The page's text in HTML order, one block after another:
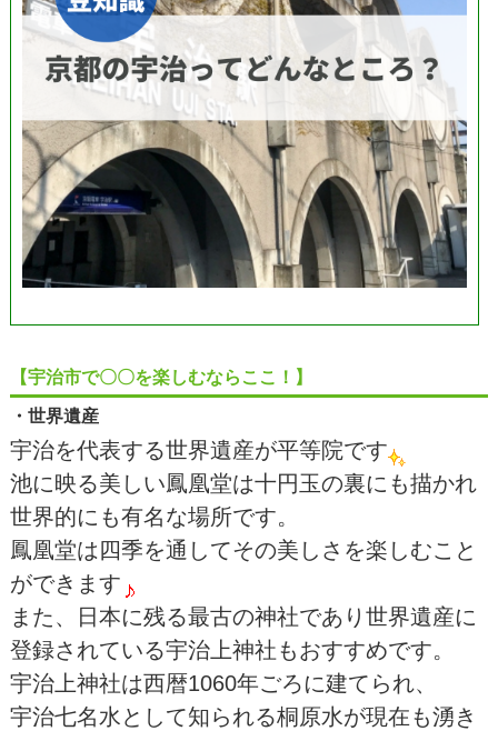
【宇治市で〇〇を楽しむならここ！】
・世界遺産
宇治を代表する世界遺産が平等院です
池に映る美しい鳳凰堂は十円玉の裏にも描かれ
世界的にも有名な場所です。
鳳凰堂は四季を通してその美しさを楽しむこと
ができます
また、日本に残る最古の神社であり世界遺産に
登録されている宇治上神社もおすすめです。
宇治上神社は西暦1060年ごろに建てられ、
宇治七名水として知られる桐原水が現在も湧き